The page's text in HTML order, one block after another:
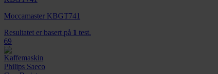
Moccamaster KBGT741
Resultatet er basert på 1 test.
69